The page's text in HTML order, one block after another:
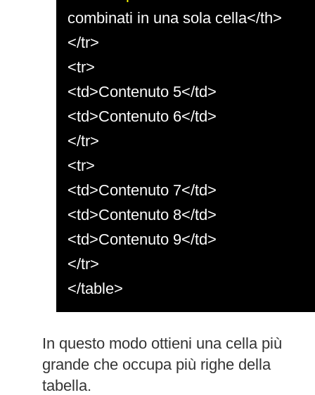
combinati in una sola cella</th>
</tr>
<tr>
<td>Contenuto 5</td>
<td>Contenuto 6</td>
</tr>
<tr>
<td>Contenuto 7</td>
<td>Contenuto 8</td>
<td>Contenuto 9</td>
</tr>
</table>
In questo modo ottieni una cella più
grande che occupa più righe della
tabella.